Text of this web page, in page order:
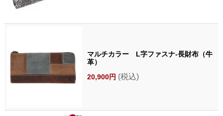
マルチカラー L字ファスナ-長財布（牛
革）
20,900円 (税込)